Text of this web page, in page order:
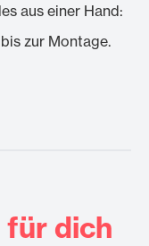
aus einer Hand:
zur Montage.
für dich